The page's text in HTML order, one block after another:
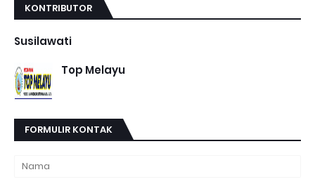
KONTRIBUTOR
Susilawati
Top Melayu
FORMULIR KONTAK